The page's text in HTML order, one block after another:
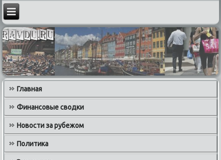
Главная
Финансовые сводки
Новости за рубежом
Политика